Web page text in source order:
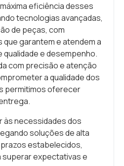
eficiência desses
tecnologias avançadas,
de peças, com
garantem e atendem a
e desempenho.
com precisão e atenção
a qualidade dos
permitimos oferecer
às necessidades dos
soluções de alta
estabelecidos,
expectativas e